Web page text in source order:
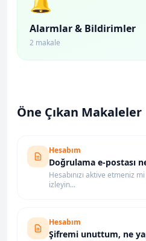
Alarmlar & Bildirimler
2 makale
Öne Çıkan Makaleler
Hesabım
Doğrulama e-postası
Hesabınızı aktive etmeniz
izleyin...
Hesabım
Şifremi unuttum, ne